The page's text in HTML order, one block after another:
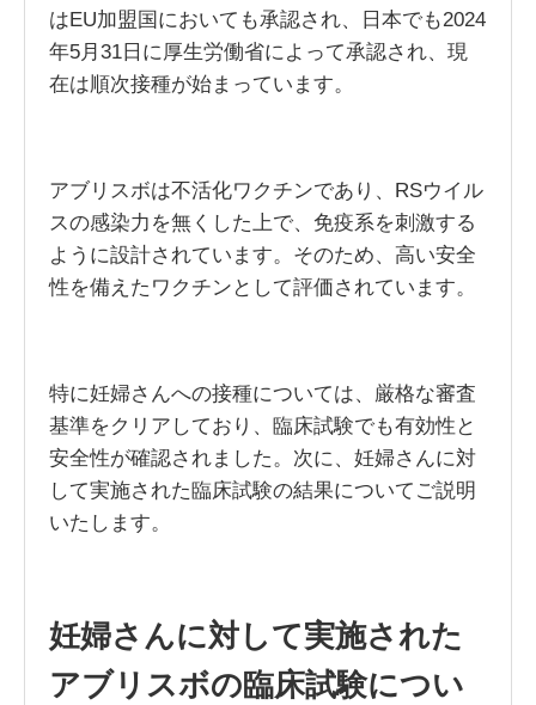
はEU加盟国においても承認され、日本でも2024
年5月31日に厚生労働省によって承認され、現
在は順次接種が始まっています。
アブリスボは不活化ワクチンであり、RSウイル
スの感染力を無くした上で、免疫系を刺激する
ように設計されています。そのため、高い安全
性を備えたワクチンとして評価されています。
特に妊婦さんへの接種については、厳格な審査
基準をクリアしており、臨床試験でも有効性と
安全性が確認されました。次に、妊婦さんに対
して実施された臨床試験の結果についてご説明
いたします。
妊婦さんに対して実施された
アブリスボの臨床試験につい